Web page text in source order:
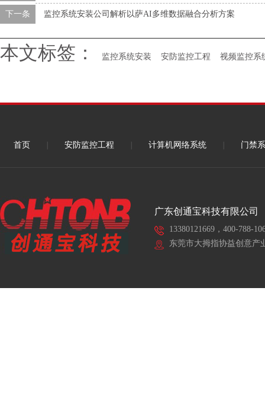
标段）智能化工程
下一条 监控系统安装公司解析以萨AI多维数据融合分析方案
本文标签： 监控系统安装 安防监控工程 视频监控系
首页 | 安防监控工程 | 计算机网络系统 | 门禁
广东创通宝科技有限公司
13380121669，400-788-
东莞市大拇指协益创意产